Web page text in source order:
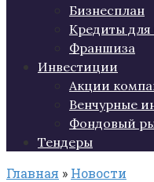
Бизнесплан
Кредиты для
Франшиза
Инвестиции
Акции
Венчурные
Фондовый
Тендеры
Главная » Новости